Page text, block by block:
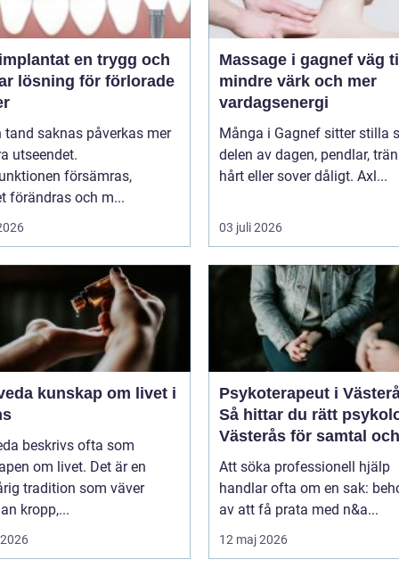
en trygg och
lösning för förlorade
tand saknas påverkas mer
utseendet.
försämras,
förändras och m...
Massage i gagnef väg till
mindre värk och mer
vardagsenergi
Många i Gagnef sitter stilla
delen av dagen, pendlar,
hårt eller sover dåligt. Axl...
03 juli 2026
om livet i
beskrivs ofta som
om livet. Det är en
tradition som väver
kropp,...
Psykoterapeut i
Så hittar du rätt
Västerås för samtal och
terapi
Att söka professionell hjälp
handlar ofta om en sak:
av att få prata med n&a...
12 maj 2026